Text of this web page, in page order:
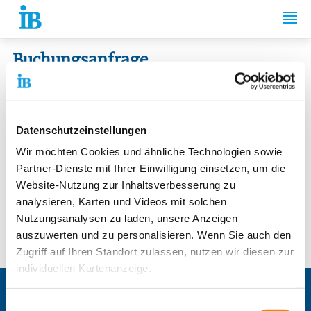
Datenschutzeinstellungen
Wir möchten Cookies und ähnliche Technologien sowie
Partner-Dienste mit Ihrer Einwilligung einsetzen, um die
Website-Nutzung zur Inhaltsverbesserung zu
analysieren, Karten und Videos mit solchen
Nutzungsanalysen zu laden, unsere Anzeigen
auszuwerten und zu personalisieren. Wenn Sie auch den
Zugriff auf Ihren Standort zulassen, nutzen wir diesen zur
individuellen Kartenanzeige.
Springe zum Inhalt
Buchungsanfrage
Die mit einem Sternchen (
) gekennzeichneten Felder sind
Ansprechpartner
Thomas Michalske
Nadja Zimmermann
Uwe Bilo
E-Mail:ib-west-kurse@ib.de